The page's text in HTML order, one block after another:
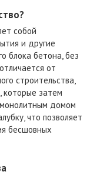
собой
и другие
блока бетона, без
от
строительства,
которые затем
домом
что позволяет
бесшовных